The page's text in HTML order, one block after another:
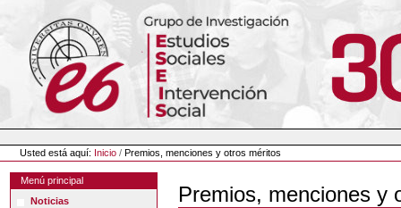
contenido.
navegación
Herramientas
Personales
Usted está aquí: Inicio /Premios, menciones y otros méritos
Menú principal
Noticias
Premios, menciones y